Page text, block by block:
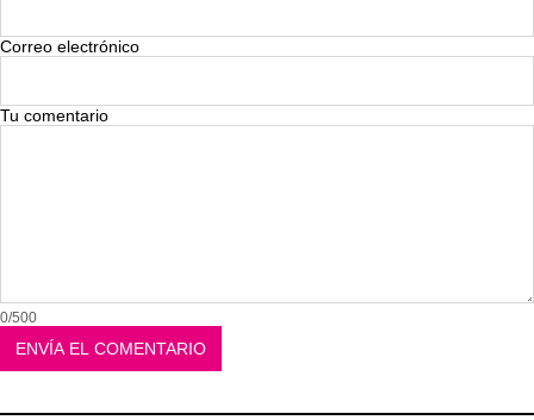
Correo electrónico
Tu comentario
0/500